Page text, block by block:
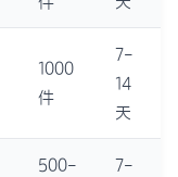
1000
件
7-
14
天
500-
7-